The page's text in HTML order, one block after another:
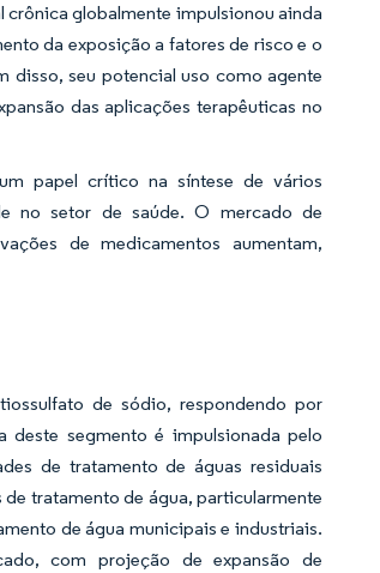
crônica globalmente impulsionou ainda
da exposição a fatores de risco e o
disso, seu potencial uso como agente
das aplicações terapêuticas no
papel crítico na síntese de vários
no setor de saúde. O mercado de
de medicamentos aumentam,
de sódio, respondendo por
deste segmento é impulsionada pelo
de tratamento de águas residuais
tratamento de água, particularmente
de água municipais e industriais.
com projeção de expansão de